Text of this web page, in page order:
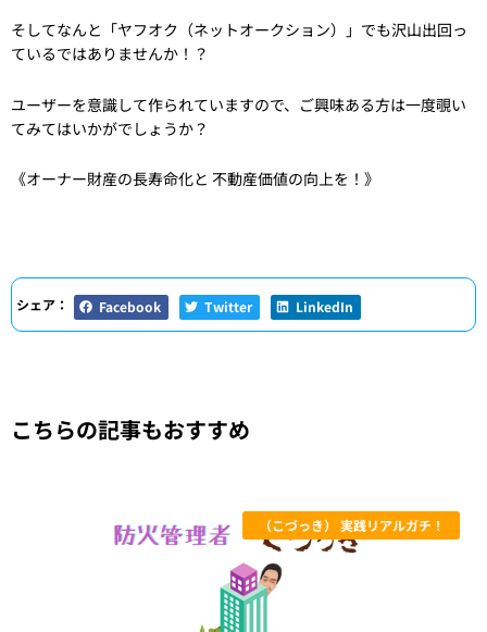
そしてなんと「ヤフオク（ネットオークション）」でも沢山出回っ
ているではありませんか！？
ユーザーを意識して作られていますので、ご興味ある方は一度覗い
てみてはいかがでしょうか？
《オーナー財産の長寿命化と 不動産価値の向上を！》
シェア： Facebook Twitter LinkedIn
こちらの記事もおすすめ
（こづっき） 実践リアルガチ！